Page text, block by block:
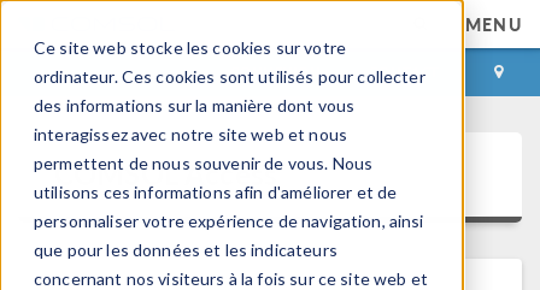
Ce site web stocke les cookies sur votre
ordinateur. Ces cookies sont utilisés pour collecter
des informations sur la manière dont vous
interagissez avec notre site web et nous
permettent de nous souvenir de vous. Nous
utilisons ces informations afin d'améliorer et de
personnaliser votre expérience de navigation, ainsi
que pour les données et les indicateurs
concernant nos visiteurs à la fois sur ce site web et
MENU
CONNEXION CONTACT
COMSOL Access